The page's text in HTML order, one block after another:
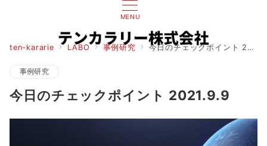
MENU
ten-kararie LABO 事例研究 今日のチェックポイント 2021.9.9
事例研究
今日のチェックポイント 2021.9.9